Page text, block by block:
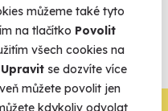
můžeme také tyto
na tlačítko Povolit
všech cookies na
Upravit se dozvíte více
můžete povolit jen
kdykoliv odvolat